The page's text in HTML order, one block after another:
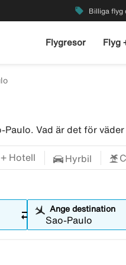
local_offer Billiga flyg
Flygresor Flyg
Vad är det för
Hotell Hyrbil
sync_alt Ange destination